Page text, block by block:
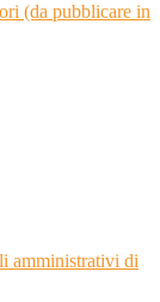
(da pubblicare in
amministrativi di